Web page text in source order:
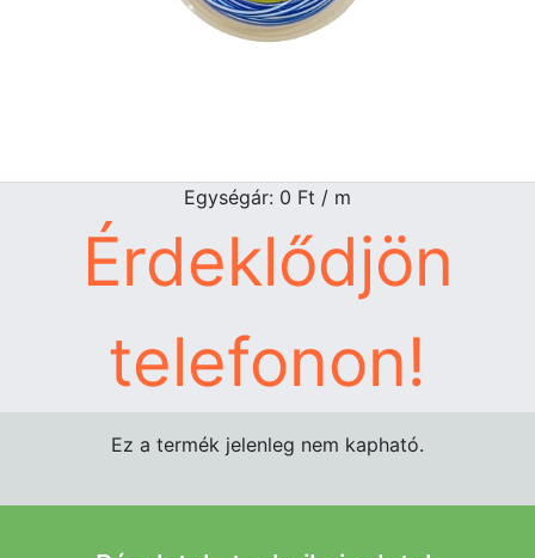
Egységár: 0 Ft / m
Érdeklődjön
telefonon!
Ez a termék jelenleg nem kapható.